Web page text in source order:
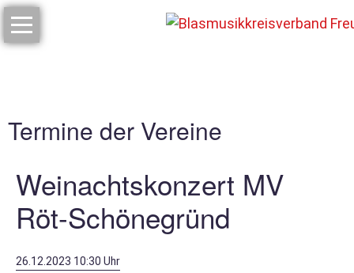
Über
Musikschule
Mitgliedsvereine
K
Termine der Vereine
Weinachtskonzert MV
Röt-Schönegründ
26.12.2023 10:30 Uhr